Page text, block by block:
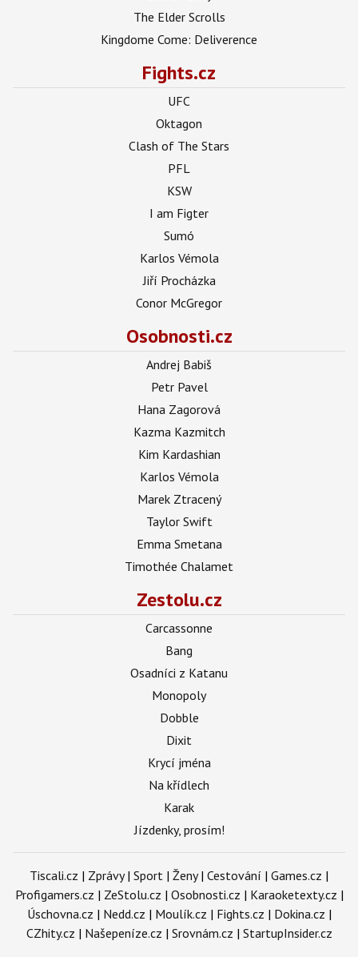
The Elder Scrolls
Kingdome Come: Deliverence
Fights.cz
UFC
Oktagon
Clash of The Stars
PFL
KSW
I am Figter
Sumó
Karlos Vémola
Jiří Procházka
Conor McGregor
Osobnosti.cz
Andrej Babiš
Petr Pavel
Hana Zagorová
Kazma Kazmitch
Kim Kardashian
Karlos Vémola
Marek Ztracený
Taylor Swift
Emma Smetana
Timothée Chalamet
Zestolu.cz
Carcassonne
Bang
Osadníci z Katanu
Monopoly
Dobble
Dixit
Krycí jména
Na křídlech
Karak
Jízdenky, prosím!
Tiscali.cz | Zprávy| Sport | Ženy| Cestování | Games.cz |
Profigamers.cz | ZeStolu.cz | Osobnosti.cz | Karaoketexty.cz |
Úschovna.cz | Nedd.cz | Moulík.cz | Fights.cz | Dokina.cz |
CZhity.cz | Našepeníze.cz | Srovnám.cz | StartupInsider.cz